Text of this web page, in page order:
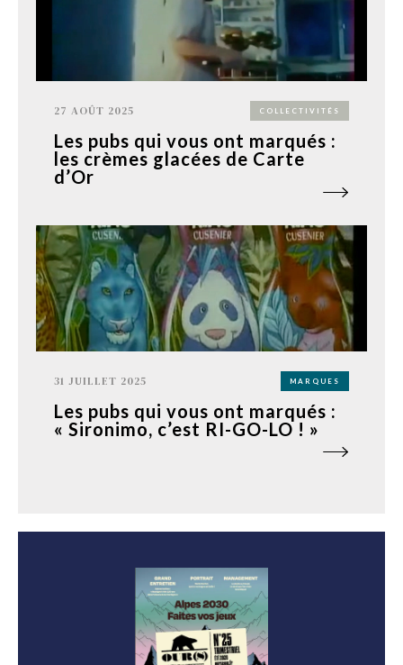
27 AOÛT 2025 COLLECTIVITÉS
Les pubs qui vous ont marqués :
les crèmes glacées de Carte
d’Or
31 JUILLET 2025 MARQUES
Les pubs qui vous ont marqués :
« Sironimo, c’est RI-GO-LO ! »